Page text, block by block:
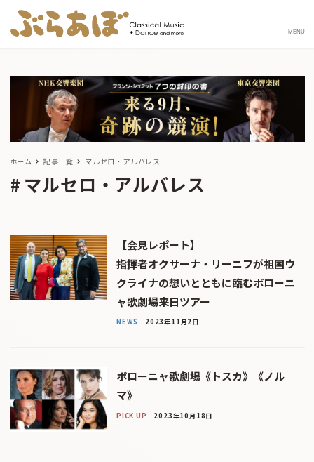
MENU
ホーム 記事一覧 マルセロ・アルバレス
マルセロ・アルバレス
【会見レポート】
指揮者オクサーナ・リーニフが祖国ウ
クライナの想いとともに臨むボローニ
ャ歌劇場来日ツアー
NEWS 2023年11月2日
ボローニャ歌劇場《トスカ》《ノル
マ》
PICK UP 2023年10月18日